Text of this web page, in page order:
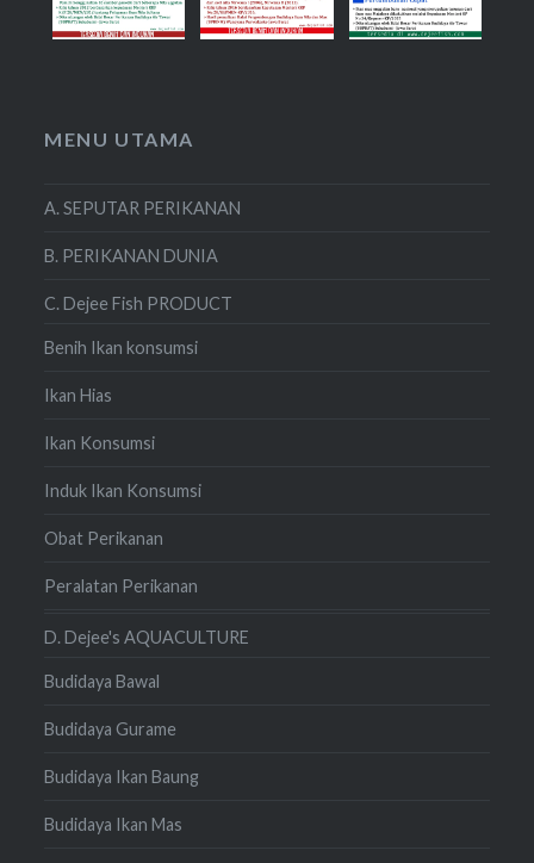
MENU UTAMA
A. SEPUTAR PERIKANAN
B. PERIKANAN DUNIA
C. Dejee Fish PRODUCT
Benih Ikan konsumsi
Ikan Hias
Ikan Konsumsi
Induk Ikan Konsumsi
Obat Perikanan
Peralatan Perikanan
D. Dejee's AQUACULTURE
Budidaya Bawal
Budidaya Gurame
Budidaya Ikan Baung
Budidaya Ikan Mas